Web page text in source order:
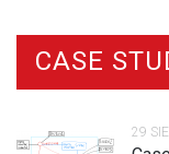
CASE
29